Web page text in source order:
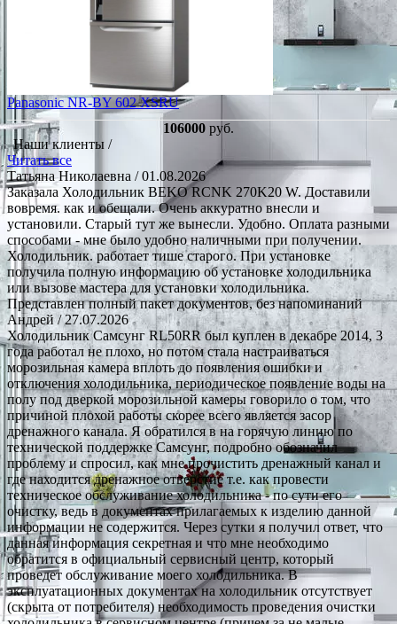
Panasonic NR-BY 602 XSRU
106000 руб.
Наши клиенты /
Читать все
Татьяна Николаевна / 01.08.2026
Заказала Холодильник BEKO RCNK 270K20 W. Доставили
вовремя. как и обещали. Очень аккуратно внесли и
установили. Старый тут же вынесли. Удобно. Оплата разными
способами - мне было удобно наличными при получении.
Холодильник. работает тише старого. При установке
получила полную информацию об установке холодильника
или вызове мастера для установки холодильника.
Представлен полный пакет документов, без напоминаний
Андрей/ 27.07.2026
Холодильник Самсунг RL50RR был куплен в декабре 2014, 3
года работал не плохо, но потом стала настраиваться
морозильная камера вплоть до появления ошибки и
отключения холодильника, периодическое появление воды на
полу под дверкой морозильной камеры говорило о том, что
причиной плохой работы скорее всего является засор
дренажного канала. Я обратился в на горячую линию по
технической поддержке Самсунг, подробно обозначил
проблему и спросил, как мне прочистить дренажный канал и
где находится дренажное отверстие т.е. как провести
техническое обслуживание холодильника - по сути его
очистку, ведь в документах прилагаемых к изделию данной
информации не содержится. Через сутки я получил ответ, что
данная информация секретная и что мне необходимо
обратится в официальный сервисный центр, который
проведет обслуживание моего холодильника. В
эксплуатационных документах на холодильник отсутствует
(скрыта от потребителя) необходимость проведения очистки